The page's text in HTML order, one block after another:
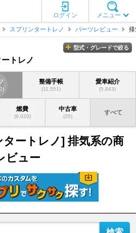
メニュー
ログイン
スプリンタートレノ パーツレビュー
トレノ
型式・グレードで絞る
整備手帳
(11,551)
愛車紹介
(5,843)
燃費
(9,020)
中古車
(35)
すべて
ートレノ] 排気系の商
ビュー